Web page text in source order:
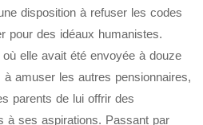
disposition à refuser les codes
pour des idéaux humanistes.
où elle avait été envoyée à douze
amuser les autres pensionnaires,
parents de lui offrir des
à ses aspirations. Passant par